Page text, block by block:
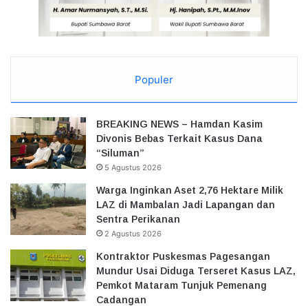
Populer
BREAKING NEWS – Hamdan Kasim
Divonis Bebas Terkait Kasus Dana
“Siluman”
5 Agustus 2026
Warga Inginkan Aset 2,76 Hektare Milik
LAZ di Mambalan Jadi Lapangan dan
Sentra Perikanan
2 Agustus 2026
Kontraktor Puskesmas Pagesangan
Mundur Usai Diduga Terseret Kasus LAZ,
Pemkot Mataram Tunjuk Pemenang
Cadangan